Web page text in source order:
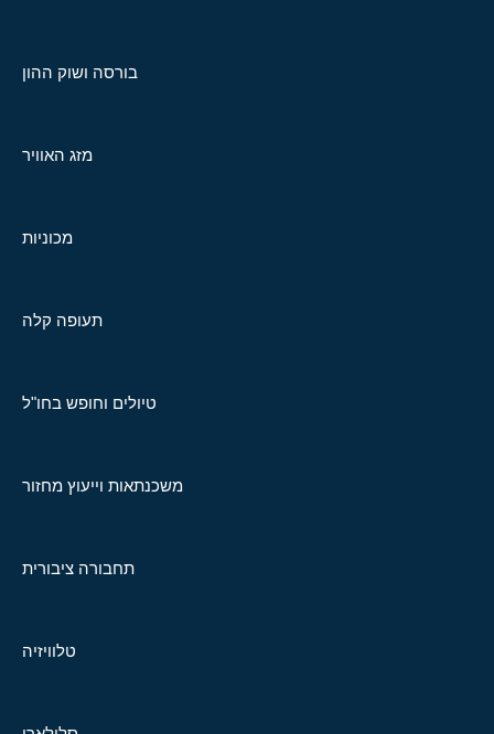
בורסה ושוק ההון
מזג האוויר
מכוניות
תעופה קלה
טיולים וחופש בחו"ל
משכנתאות וייעוץ מחזור
תחבורה ציבורית
טלוויזיה